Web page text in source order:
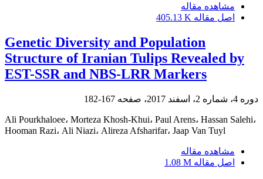
مشاهده مقاله
اصل مقاله 405.13 K
Genetic Diversity and Population
Structure of Iranian Tulips Revealed by
EST-SSR and NBS-LRR Markers
دوره 4، شماره 2، اسفند 2017، صفحه 167-182
Ali Pourkhaloee، Morteza Khosh-Khui، Paul Arens، Hassan Salehi،
Hooman Razi، Ali Niazi، Alireza Afsharifar، Jaap Van Tuyl
مشاهده مقاله
اصل مقاله 1.08 M